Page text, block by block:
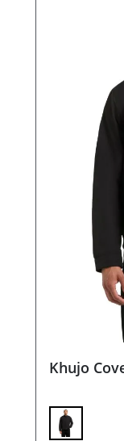
Khujo